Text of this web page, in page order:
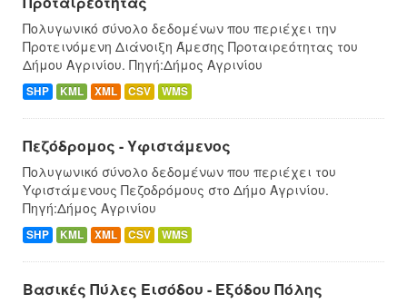
Πολυγωνικό σύνολο δεδομένων που περιέχει την
Προτεινόμενη Διάνοιξη Άμεσης Προταιρεότητας του
Δήμου Αγρινίου. Πηγή:Δήμος Αγρινίου
SHP KML XML CSV WMS
Πεζόδρομος - Υφιστάμενος
Πολυγωνικό σύνολο δεδομένων που περιέχει του
Υφιστάμενους Πεζοδρόμους στο Δήμο Αγρινίου.
Πηγή:Δήμος Αγρινίου
SHP KML XML CSV WMS
Βασικές Πύλες Εισόδου - Εξόδου Πόλης